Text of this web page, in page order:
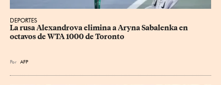
DEPORTES
La rusa Alexandrova elimina a Aryna Sabalenka en
octavos de WTA 1000 de Toronto
Por AFP